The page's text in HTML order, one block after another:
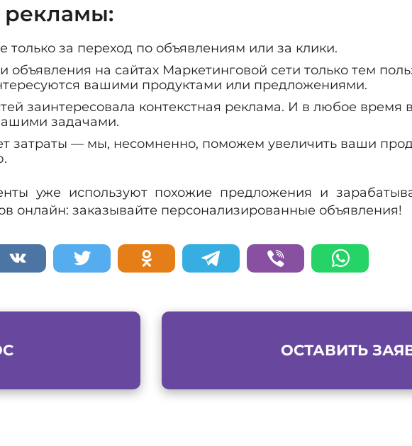
рекламы:
только за переход по объявлениям или за клики.
объявления на сайтах Маркетинговой сети только тем
вашими продуктами или предложениями.
заинтересовала контекстная реклама. И в любое
задачами.
затраты — мы, несомненно, поможем увеличить ваши
уже используют похожие предложения и
онлайн: заказывайте персонализированные объявления!
ОСТАВИТЬ